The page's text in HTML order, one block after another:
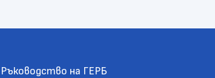
Ръководство на ГЕРБ